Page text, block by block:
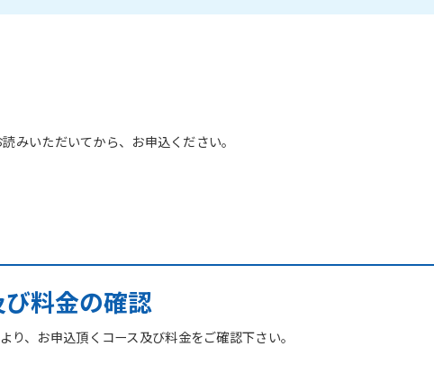
みいただいてから、お申込ください。
び料金の確認
り、お申込頂くコース及び料金をご確認下さい。